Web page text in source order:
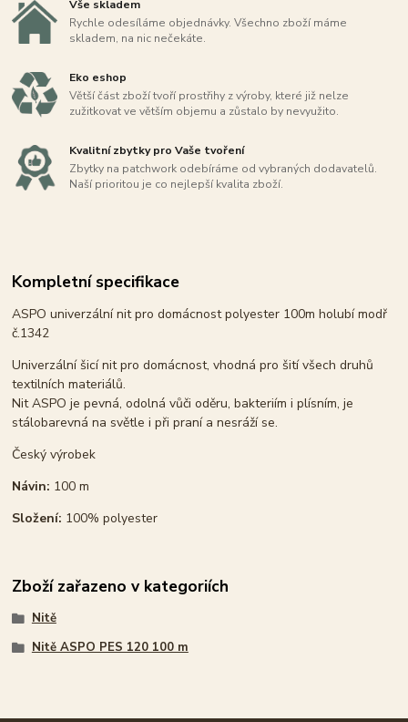
Vše skladem
Rychle odesíláme objednávky. Všechno zboží máme
skladem, na nic nečekáte.
Eko eshop
Větší část zboží tvoří prostřihy z výroby, které již nelze
zužitkovat ve větším objemu a zůstalo by nevyužito.
Kvalitní zbytky pro Vaše tvoření
Zbytky na patchwork odebíráme od vybraných dodavatelů.
Naší prioritou je co nejlepší kvalita zboží.
Kompletní specifikace
ASPO univerzální nit pro domácnost polyester 100m holubí modř
č.1342
Univerzální šicí nit pro domácnost, vhodná pro šití všech druhů
textilních materiálů.
Nit ASPO je pevná, odolná vůči oděru, bakteriím i plísním, je
stálobarevná na světle i při praní a nesráží se.
Český výrobek
Návin: 100 m
Složení: 100% polyester
Zboží zařazeno v kategoriích
Nitě
Nitě ASPO PES 120 100 m